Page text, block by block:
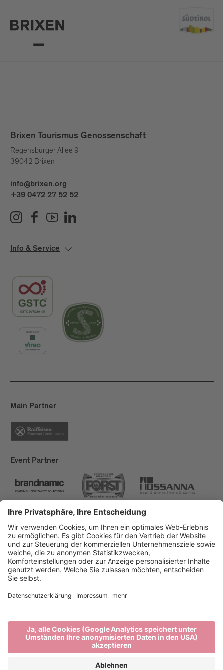
Brixen Tourismus Genossenschaft
Regensburger Allee 9
39042 Brixen
info@brixen.org
+39 0472 27 52 52
Info & Service
Main Partner
Event Partner
Brixen Tourismus
Privacy
Impressum
Förderungen
produced by